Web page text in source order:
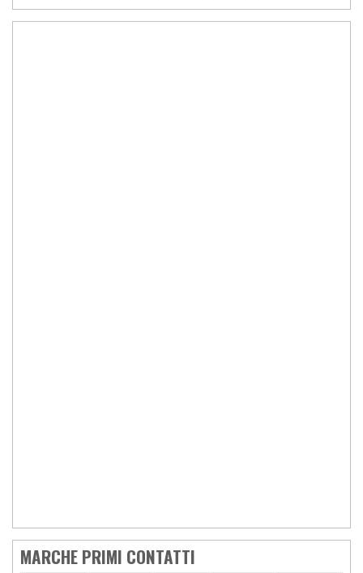
MARCHE PRIMI CONTATTI